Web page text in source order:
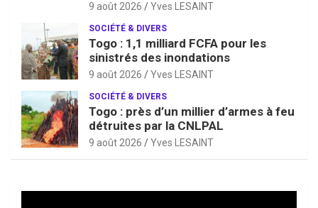
9 août 2026 Yves LESAINT
SOCIÉTÉ & DIVERS
Togo : 1,1 milliard FCFA pour les
sinistrés des inondations
9 août 2026 Yves LESAINT
SOCIÉTÉ & DIVERS
Togo : près d’un millier d’armes à feu
détruites par la CNLPAL
9 août 2026 Yves LESAINT